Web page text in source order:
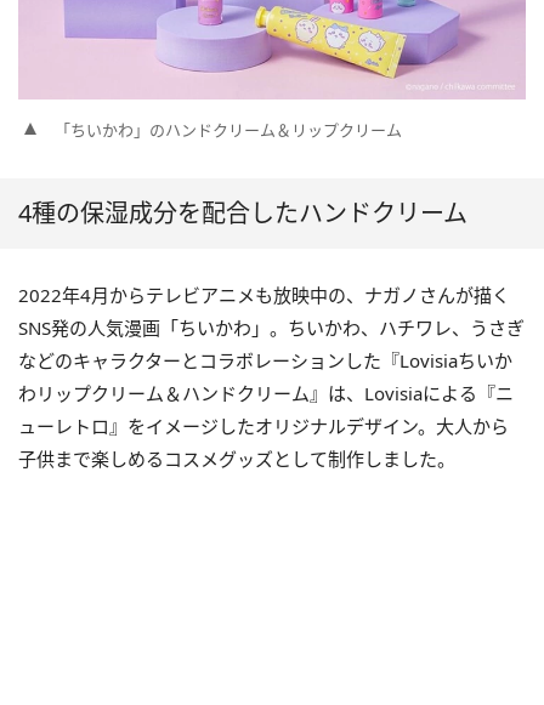
「ちいかわ」のハンドクリーム＆リップクリーム
4種の保湿成分を配合したハンドクリーム
2022年4月からテレビアニメも放映中の、ナガノさんが描く
SNS発の人気漫画「ちいかわ」。ちいかわ、ハチワレ、うさぎ
などのキャラクターとコラボレーションした『Lovisiaちいか
わリップクリーム＆ハンドクリーム』は、Lovisiaによる『ニ
ューレトロ』をイメージしたオリジナルデザイン。大人から
子供まで楽しめるコスメグッズとして制作しました。